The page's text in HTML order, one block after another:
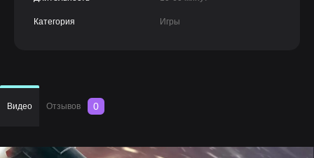
Категория Игры
Видео Отзывов 0